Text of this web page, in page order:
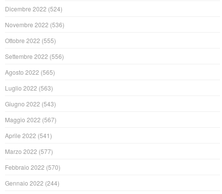
Dicembre 2022 (524)
Novembre 2022 (536)
Ottobre 2022 (555)
Settembre 2022 (556)
Agosto 2022 (565)
Luglio 2022 (563)
Giugno 2022 (543)
Maggio 2022 (567)
Aprile 2022 (541)
Marzo 2022 (577)
Febbraio 2022 (570)
Gennaio 2022 (244)